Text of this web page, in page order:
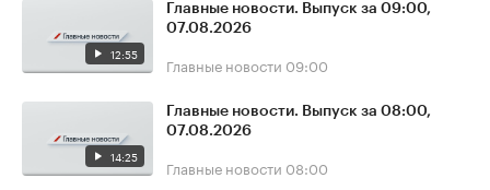
12:55
Главные новости. Выпуск за 09:00,
07.08.2026
Главные новости 09:00
14:25
Главные новости. Выпуск за 08:00,
07.08.2026
Главные новости 08:00